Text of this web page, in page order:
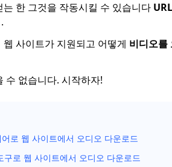
한 그것을 작동시킬 수 있습니다 URL
사이트가 지원되고 어떻게 비디오를
수 없습니다. 시작하자!
로 웹 사이트에서 오디오 다운로드
구로 웹 사이트에서 오디오 다운로드